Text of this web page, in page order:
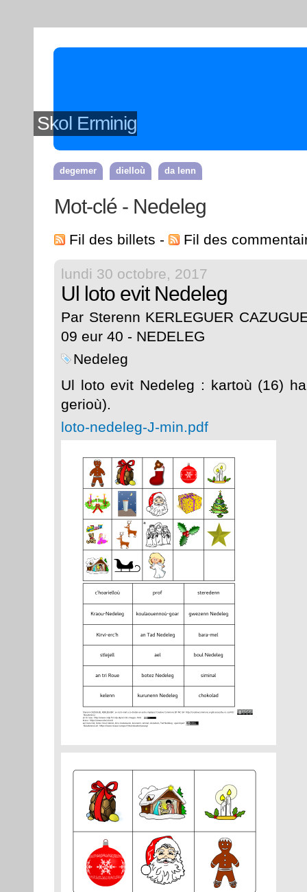
Skol Erminig
degemer dielloù da lenn
Mot-clé - Nedeleg
Fil des billets - Fil des
lundi 30 octobre, 2017
Ul loto evit Nedeleg
Par Sterenn KERLEGUER
09 eur 40 - NEDELEG
Nedeleg
Ul loto evit Nedeleg : kartoù (16)
gerioù).
loto-nedeleg-J-min.pdf